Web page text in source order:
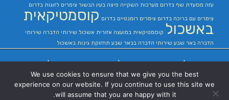
We use cookies to ensure that we give you the best
experience on our website. If you continue to use this site we
will assume that you are happy with it.
עזה מסעדת שף בדרום מערכות השקייה פיצה בעין הבשור צימרים לזוגות בדרום
צימרים עם בריכה בדרום צימרים רומנטיים בדרום קוסמטיקאית
באשכול קוסמטיקאית במועצה אזורית אשכול שירותי הדברה שירותי
הדברה באר שבע שירותי הדברה בבאר שבע תחזוקת גינות באשכול
בבאר שבע|